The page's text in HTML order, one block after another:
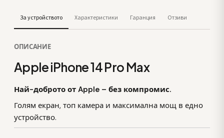
За устройството Характеристики Гаранция Отзиви
ОПИСАНИЕ
Apple iPhone 14 Pro Max
Най-доброто от Apple – без компромис.
Голям екран, топ камера и максимална мощ в едно
устройство.